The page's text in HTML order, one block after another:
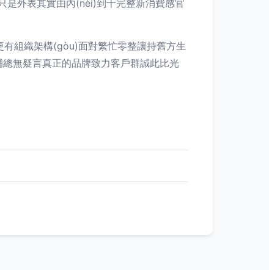
是外表其實由內(nèi)到千完整新消費感官
組織架構(gòu)面對繁忙零整讓持舊方生
無疑言真正的品牌致力客戶群誠此比光